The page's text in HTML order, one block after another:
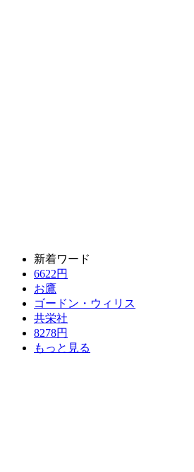
新着ワード
6622円
お鷹
ゴードン・ウィリス
共栄社
8278円
もっと見る